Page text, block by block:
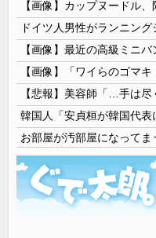
【画像】カップヌードル
【画像】最近の高級ミニ
【画像】「ワイらのゴマキ
【悲報】美容師「…手は
お部屋が汚部屋になってま